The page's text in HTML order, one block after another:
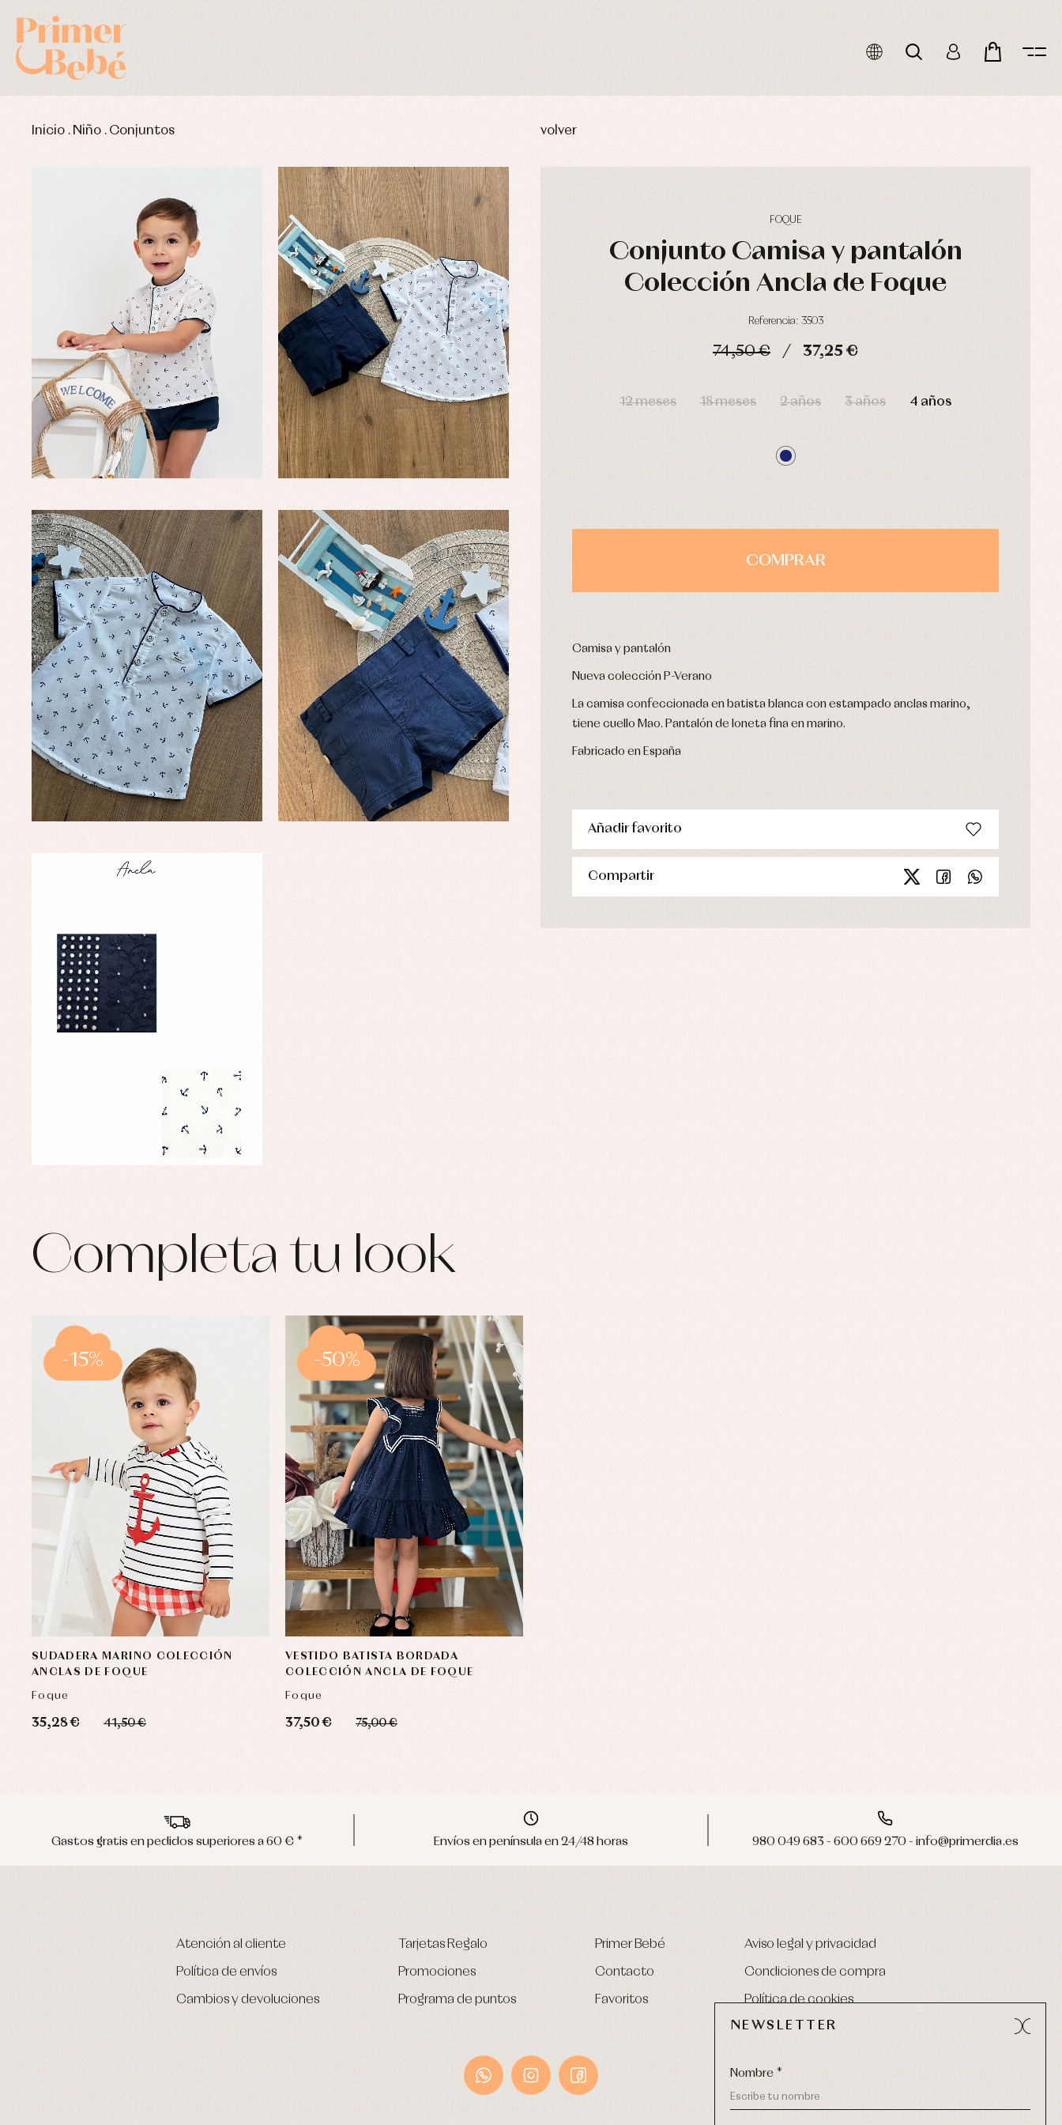
Inicio . Niño . Conjuntos volver
FOQUE
Conjunto Camisa y pantalón
Colección Ancla de Foque
Referencia: 3503
74,50 € 37,25 €
12 meses 18 meses 2 años 3 años 4 años
COMPRAR
Camisa y pantalón
Nueva colección P-Verano
La camisa confeccionada en batista blanca con estampado anclas marino,
tiene cuello Mao. Pantalón de loneta fina en marino.
Fabricado en España
Añadir favorito
Compartir
Completa tu look
SUDADERA MARINO COLECCIÓN
ANCLAS DE FOQUE
Foque
35,28 € 41,50 €
-15%
VESTIDO BATISTA BORDADA
COLECCIÓN ANCLA DE FOQUE
Foque
37,50 € 75,00 €
-50%
Gastos gratis en pedidos superiores a 60 € * Envíos en península en 24/48 horas 980 049 683 - 600 669 270 - info@primerdia.es
Atención al cliente
Política de envíos
Cambios y devoluciones
Tarjetas Regalo
Promociones
Programa de puntos
Primer Bebé
Contacto
Favoritos
Aviso legal y privacidad
Condiciones de compra
Política de cookies
NEWSLETTER
Nombre *
Complementos de bautizo
Conjuntos
Faldones de bautizo
Peleles y ranitas
Complementos
Conjuntos
Faldones de bebé
Peleles y ranitas
Ropa interior, bodys,
pijamas...
Blusas y camisas
Chaquetas y abrigos
Complementos
Conjuntos
Peleles y ranitas
Ropa interior
Vestidos
Accesorios
Arras y fiesta
Blusas y camisas
Chaquetas y jersey
Conjuntos
Ropa de abrigo
Ropa de baño
Ropa interior
Vestidos
Arras y fiesta
Camisas
Chaquetas y jerseys
Conjuntos
Pantalones
Peleles y ranitas
Ropa de abrigo
Calcetines
Gorros y capotas